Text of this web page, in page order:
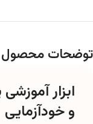
توضحات محصول
ابزار
و خودآزمایی